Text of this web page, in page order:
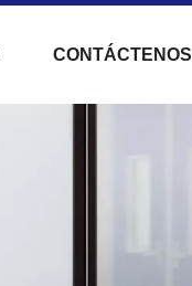
CONTÁCTENOS